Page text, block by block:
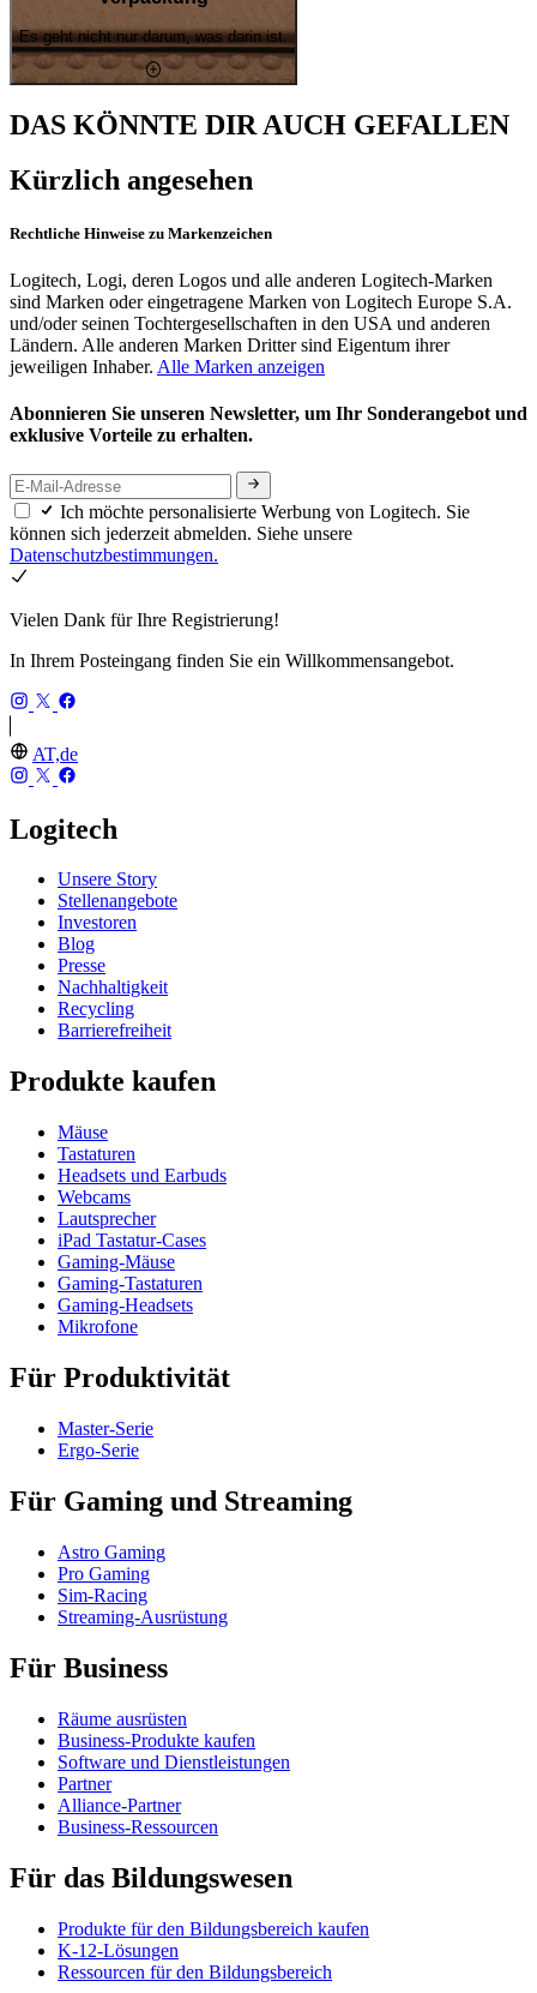
Es geht nicht nur darum, was darin ist.
DAS KÖNNTE DIR AUCH GEFALLEN
Kürzlich angesehen
Rechtliche Hinweise zu Markenzeichen
Logitech, Logi, deren Logos und alle anderen Logitech-Marken
sind Marken oder eingetragene Marken von Logitech Europe S.A.
und/oder seinen Tochtergesellschaften in den USA und anderen
Ländern. Alle anderen Marken Dritter sind Eigentum ihrer
jeweiligen Inhaber. Alle Marken anzeigen
Abonnieren Sie unseren Newsletter, um Ihr Sonderangebot und
exklusive Vorteile zu erhalten.
Ich möchte personalisierte Werbung von Logitech. Sie
können sich jederzeit abmelden. Siehe unsere
Datenschutzbestimmungen.
Vielen Dank für Ihre Registrierung!
In Ihrem Posteingang finden Sie ein Willkommensangebot.
AT,de
Logitech
Unsere Story
Stellenangebote
Investoren
Blog
Presse
Nachhaltigkeit
Recycling
Barrierefreiheit
Produkte kaufen
Mäuse
Tastaturen
Headsets und Earbuds
Webcams
Lautsprecher
iPad Tastatur-Cases
Gaming-Mäuse
Gaming-Tastaturen
Gaming-Headsets
Mikrofone
Für Produktivität
Master-Serie
Ergo-Serie
Für Gaming und Streaming
Astro Gaming
Pro Gaming
Sim-Racing
Streaming-Ausrüstung
Für Business
Räume ausrüsten
Business-Produkte kaufen
Software und Dienstleistungen
Partner
Alliance-Partner
Business-Ressourcen
Für das Bildungswesen
Produkte für den Bildungsbereich kaufen
K-12-Lösungen
Ressourcen für den Bildungsbereich